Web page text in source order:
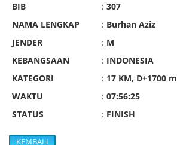
BIB : 307
NAMA LENGKAP
: Burhan Aziz
JENDER
: M
KEBANGSAAN
: INDONESIA
KATEGORI
: 17 KM, D+1700 m
WAKTU
: 07:56:25
STATUS
: FINISH
KEMBALI